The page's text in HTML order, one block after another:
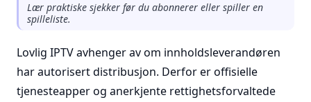
Lær praktiske sjekker før du abonnerer eller spiller en
spilleliste.
Lovlig IPTV avhenger av om innholdsleverandøren
har autorisert distribusjon. Derfor er offisielle
tjenesteapper og anerkjente rettighetsforvaltede